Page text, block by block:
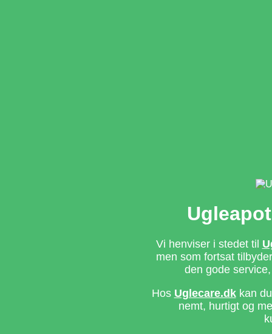
Vi henviser i stedet til
men som fortsat
den gode
Hos Uglecare.dkkan du
nemt, hurtigt og